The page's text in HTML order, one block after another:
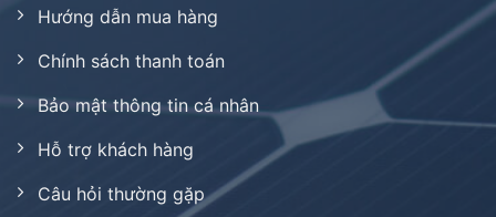
Hướng dẫn mua hàng
Chính sách thanh toán
Bảo mật thông tin cá nhân
Hỗ trợ khách hàng
Câu hỏi thường gặp